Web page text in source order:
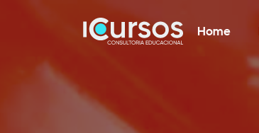
Home